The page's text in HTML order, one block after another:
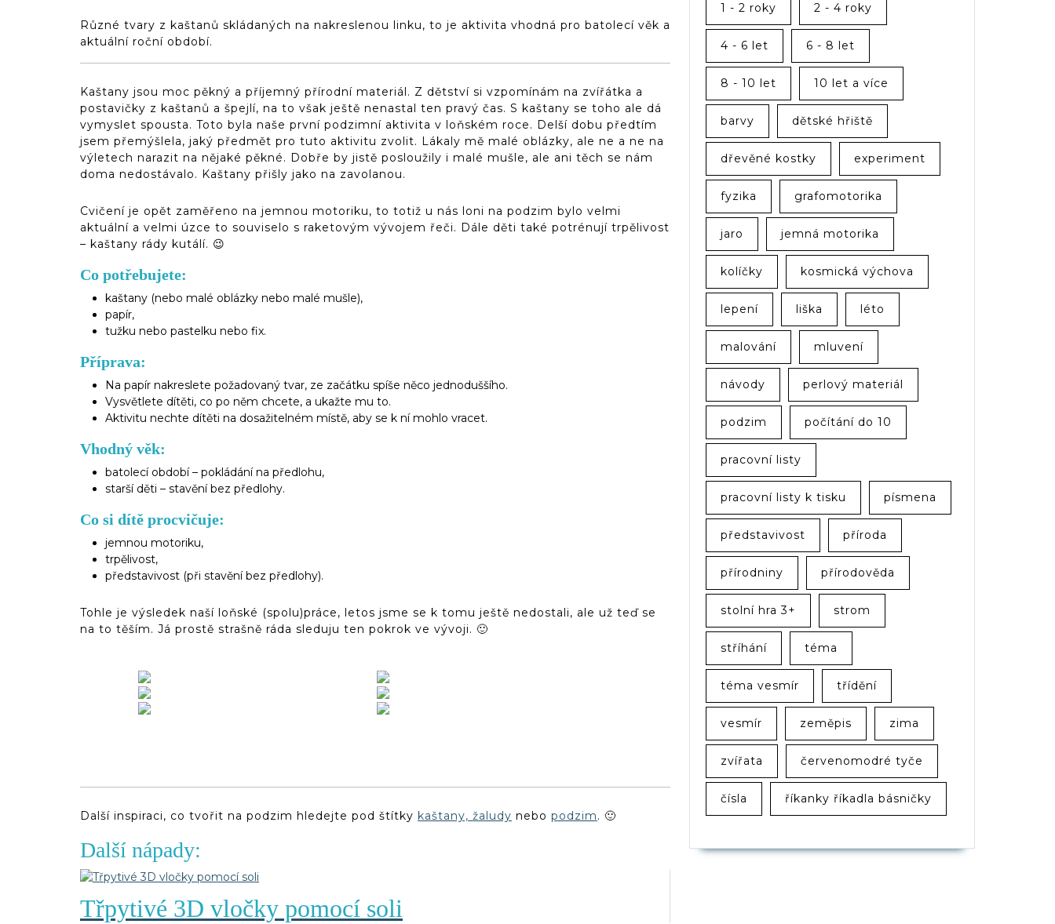
Různé tvary z kaštanů skládaných na nakreslenou linku, to je aktivita vhodná pro batolecí věk a
aktuální roční období.
Kaštany jsou moc pěkný a příjemný přírodní materiál. Z dětství si vzpomínám na zvířátka a
postavičky z kaštanů a špejlí, na to však ještě nenastal ten pravý čas. S kaštany se toho ale dá
vymyslet spousta. Toto byla naše první podzimní aktivita v loňském roce. Delší dobu předtím
jsem přemýšlela, jaký předmět pro tuto aktivitu zvolit. Lákaly mě malé oblázky, ale ne a ne na
výletech narazit na nějaké pěkné. Dobře by jistě posloužily i malé mušle, ale ani těch se nám
doma nedostávalo. Kaštany přišly jako na zavolanou.
Cvičení je opět zaměřeno na jemnou motoriku, to totiž u nás loni na podzim bylo velmi
aktuální a velmi úzce to souviselo s raketovým vývojem řeči. Dále děti také potrénují trpělivost
– kaštany rády kutálí. 😉
Co potřebujete:
kaštany (nebo malé oblázky nebo malé mušle),
papír,
tužku nebo pastelku nebo fix.
Příprava:
Na papír nakreslete požadovaný tvar, ze začátku spíše něco jednoduššího.
Vysvětlete dítěti, co po něm chcete, a ukažte mu to.
Aktivitu nechte dítěti na dosažitelném místě, aby se k ní mohlo vracet.
Vhodný věk:
batolecí období – pokládání na předlohu,
starší děti – stavění bez předlohy.
Co si dítě procvičuje:
jemnou motoriku,
trpělivost,
představivost (při stavění bez předlohy).
Tohle je výsledek naší loňské (spolu)práce, letos jsme se k tomu ještě nedostali, ale už teď se
na to těším. Já prostě strašně ráda sleduju ten pokrok ve vývoji. 🙂
Další inspiraci, co tvořit na podzim hledejte pod štítky kaštany, žaludy nebo podzim. 🙂
Další nápady:
Třpytivé 3D vločky pomocí soli
1 - 2 roky 2 - 4 roky
4 - 6 let 6 - 8 let
8 - 10 let 10 let a více
barvy dětské hřiště
dřevěné kostky experiment
fyzika grafomotorika
jaro jemná motorika
kolíčky kosmická výchova
lepení liška léto
malování mluvení
návody perlový materiál
podzim počítání do 10
pracovní listy
pracovní listy k tisku písmena
představivost příroda
přírodniny přírodověda
stolní hra 3+ strom
stříhání téma
téma vesmír třídění
vesmír zeměpis zima
zvířata červenomodré tyče
čísla říkanky říkadla básničky